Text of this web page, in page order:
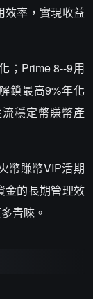
效率，實現收益
；Prime 8--9用
鎖最高9%年化
穩定幣賺幣產
幣賺幣VIP活期
金的長期管理效
青睞。